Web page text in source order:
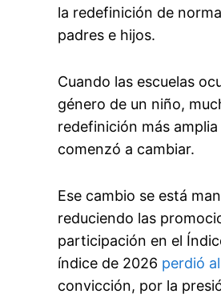
la redefinición de
padres e hijos.
Cuando las escuelas
género de un niño,
redefinición más
comenzó a cambiar.
Ese cambio se está
reduciendo las
participación en el
índice de 2026 perdió
convicción, por la